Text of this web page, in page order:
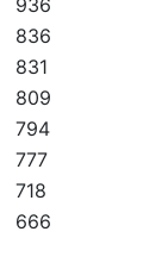
936
836
831
809
794
777
718
666